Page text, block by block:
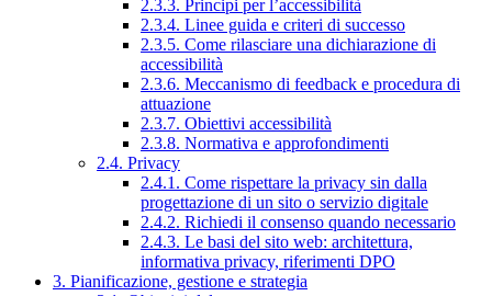
2.3.3. Principi per l’accessibilità
2.3.4. Linee guida e criteri di successo
2.3.5. Come rilasciare una dichiarazione di
accessibilità
2.3.6. Meccanismo di feedback e procedura di
attuazione
2.3.7. Obiettivi accessibilità
2.3.8. Normativa e approfondimenti
2.4. Privacy
2.4.1. Come rispettare la privacy sin dalla
progettazione di un sito o servizio digitale
2.4.2. Richiedi il consenso quando necessario
2.4.3. Le basi del sito web: architettura,
informativa privacy, riferimenti DPO
3. Pianificazione, gestione e strategia